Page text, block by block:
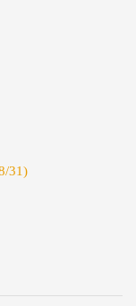
31)